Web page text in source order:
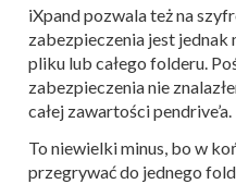
iXpand pozwala też na
zabezpieczenia jest
pliku lub całego folderu.
zabezpieczenia nie
całej zawartości pendrive’a.
To niewielki minus, bo w
przegrywać do jednego